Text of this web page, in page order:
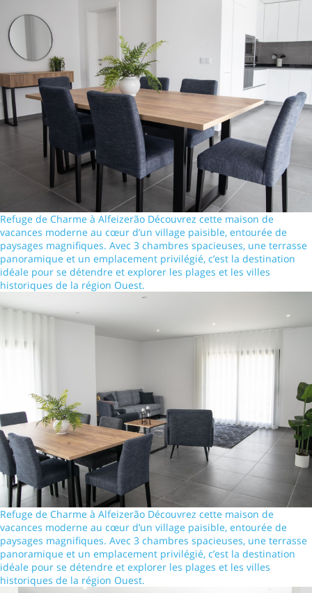
Refuge de Charme à Alfeizerão Découvrez cette maison de
vacances moderne au cœur d’un village paisible, entourée de
paysages magnifiques. Avec 3 chambres spacieuses, une terrasse
panoramique et un emplacement privilégié, c’est la destination
idéale pour se détendre et explorer les plages et les villes
historiques de la région Ouest.
Refuge de Charme à Alfeizerão Découvrez cette maison de
vacances moderne au cœur d’un village paisible, entourée de
paysages magnifiques. Avec 3 chambres spacieuses, une terrasse
panoramique et un emplacement privilégié, c’est la destination
idéale pour se détendre et explorer les plages et les villes
historiques de la région Ouest.